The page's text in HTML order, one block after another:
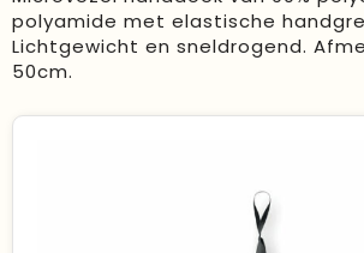
Give Aways
Voetbal, EK en WK
polyamide met elastische
Lichtgewicht en sneldrogend.
50cm.